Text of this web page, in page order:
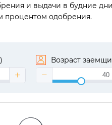
и выдачи в будние
процентом одобрения.
Возраст